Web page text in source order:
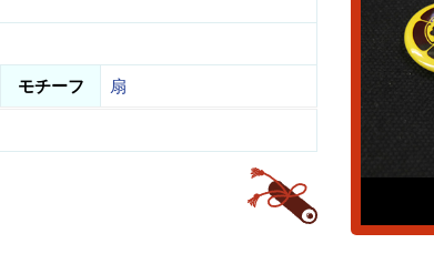
モチーフ
扇